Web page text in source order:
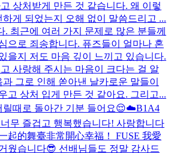
상처받게 만든 것 같습니다. 왜 이렇
게 되었는지 오해 없이 말씀드리고 ...
. 최근에 여러 가지 문제로 많은 분들께
으로 죄송합니다. 퓨즈들이 얼마나 혼
을지 저도 마음 깊이 느끼고 있습니다.
사랑해 주시는 마음이 크다는 걸 알
그로 인해 쏟아낸 날카로운 말들이
고 상처 입게 만든 것 같아요. 그리고...
릴때로 돌아간 기분 들어요😌☁️B1A4
무 즐겁고 행복했습니다! 사랑합니다
起的舞臺非常開心幸福！ FUSE 我愛
웠습니다😎 선배님들도 정말 감사드